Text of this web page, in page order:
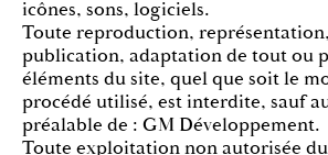
icônes, sons, logiciels.
Toute reproduction,
publication, adaptation de tout ou
éléments du site, quel que soit le
procédé utilisé, est interdite, sauf
préalable de : GM Développement.
Toute exploitation non autorisée du